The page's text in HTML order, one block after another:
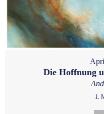
Die Hoffnung
1.